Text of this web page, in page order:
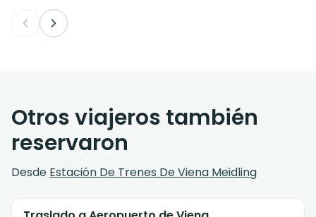
Otros viajeros también
reservaron
Desde Estación De Trenes De Viena Meidling